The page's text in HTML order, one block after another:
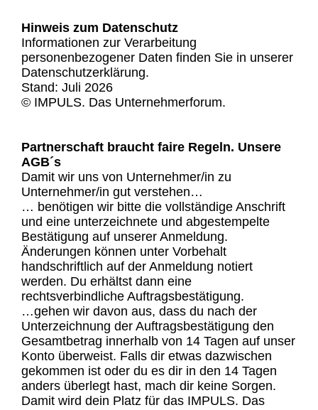
Hinweis zum Datenschutz
Informationen zur Verarbeitung
personenbezogener Daten finden Sie in unserer
Datenschutzerklärung.
Stand: Juli 2026
© IMPULS. Das Unternehmerforum.
Partnerschaft braucht faire Regeln. Unsere
AGB´s
Damit wir uns von Unternehmer/in zu
Unternehmer/in gut verstehen…
… benötigen wir bitte die vollständige Anschrift
und eine unterzeichnete und abgestempelte
Bestätigung auf unserer Anmeldung.
Änderungen können unter Vorbehalt
handschriftlich auf der Anmeldung notiert
werden. Du erhältst dann eine
rechtsverbindliche Auftragsbestätigung.
…gehen wir davon aus, dass du nach der
Unterzeichnung der Auftragsbestätigung den
Gesamtbetrag innerhalb von 14 Tagen auf unser
Konto überweist. Falls dir etwas dazwischen
gekommen ist oder du es dir in den 14 Tagen
anders überlegt hast, mach dir keine Sorgen.
Damit wird dein Platz für das IMPULS. Das